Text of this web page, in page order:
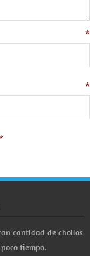
*
*
cantidad de chollos
tiempo.